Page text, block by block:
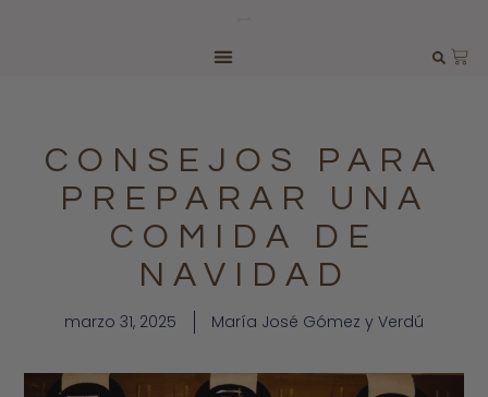
CONSEJOS PARA
PREPARAR UNA
COMIDA DE
NAVIDAD
marzo 31, 2025 María José Gómez y Verdú